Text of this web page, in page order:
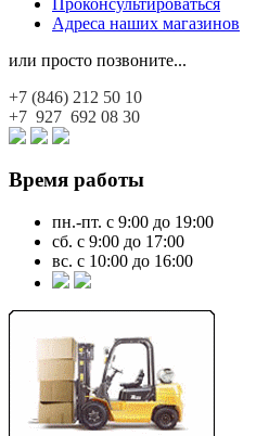
Адреса наших магазинов
или просто позвоните...
+7 (846) 212 50 10
+7 927 692 08 30
Время работы
пн.-пт. с 9:00 до 19:00
сб. с 9:00 до 17:00
вс. с 10:00 до 16:00